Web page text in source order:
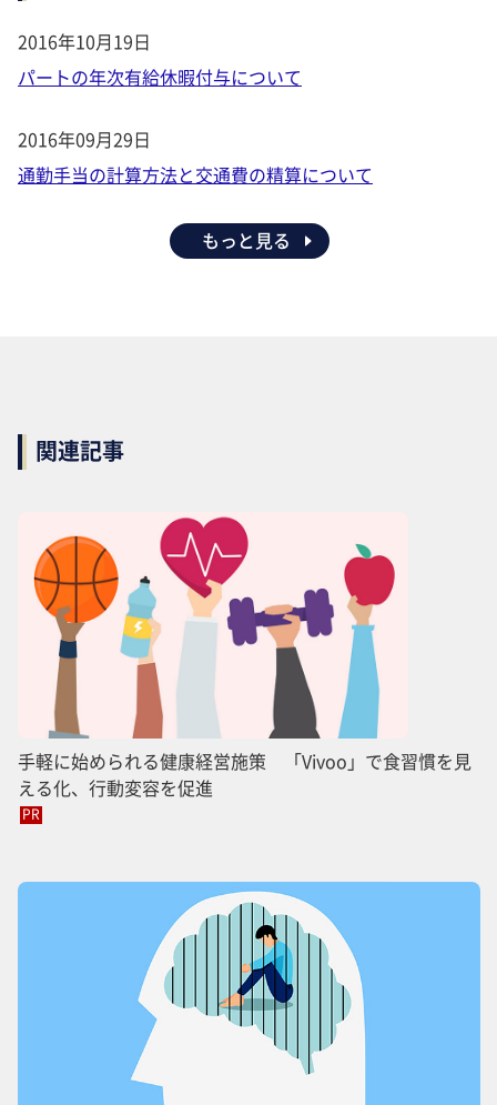
2016年10月19日
パートの年次有給休暇付与について
2016年09月29日
通勤手当の計算方法と交通費の精算について
もっと見る
関連記事
手軽に始められる健康経営施策 「Vivoo」で食習慣を見
える化、行動変容を促進
PR